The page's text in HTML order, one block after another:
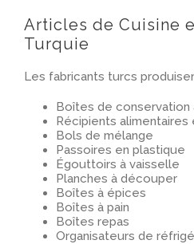
Articles de Cuisine
Turquie
Les fabricants turcs
Boîtes de conservation
Récipients alimentaires
Bols de mélange
Passoires en plastique
Égouttoirs à vaisselle
Planches à découper
Boîtes à épices
Boîtes à pain
Boîtes repas
Organisateurs de